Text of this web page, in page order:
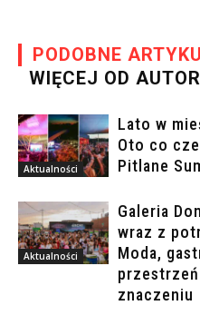
PODOBNE
WIĘCEJ OD
Aktualności
Lato w
Oto co
Pitlane
Aktualności
Galeria
wraz z
Moda,
znaczeniu